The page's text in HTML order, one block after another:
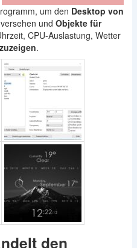
um den Desktop von
und Objekte für
CPU-Auslastung, Wetter
.
den